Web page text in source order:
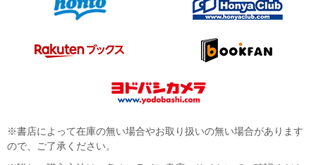
※書店によって在庫の無い場合やお取り扱いの無い場合があります
ので、ご了承ください。